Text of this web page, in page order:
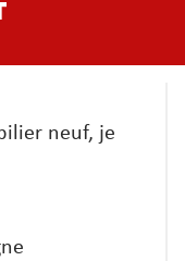
neuf, je